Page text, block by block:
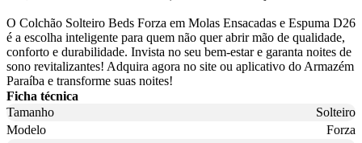
O Colchão Solteiro Beds Forza em Molas Ensacadas e Espuma D26
é a escolha inteligente para quem não quer abrir mão de qualidade,
conforto e durabilidade. Invista no seu bem-estar e garanta noites de
sono revitalizantes! Adquira agora no site ou aplicativo do Armazém
Paraíba e transforme suas noites!
Ficha técnica
Tamanho
Solteiro
Modelo
Forza